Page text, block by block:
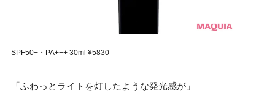
SPF50+・PA+++ 30ml ¥5830
「ふわっとライトを灯したような発光感が」